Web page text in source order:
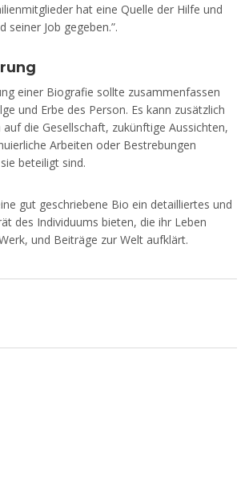
hat eine Quelle der Hilfe und
Job gegeben.”.
einer Biografie sollte zusammenfassen
und Erbe des Person. Es kann zusätzlich
die Gesellschaft, zukünftige Aussichten,
Arbeiten oder Bestrebungen
beteiligt sind.
gut geschriebene Bio ein detailliertes und
des Individuums bieten, die ihr Leben
und Beiträge zur Welt aufklärt.